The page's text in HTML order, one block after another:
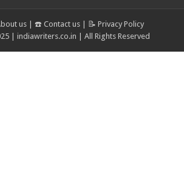
us| ☎️ Contact us|
📝 Privacy Policy
| indiawriters.co.in | All Rights Reserved